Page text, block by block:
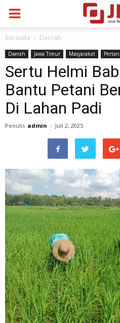
Beranda Daerah
Daerah Jawa Timur Masyarakat
Sertu Helmi
Bantu Petani
Di Lahan Padi
Penulis admin - Juli 2, 2025